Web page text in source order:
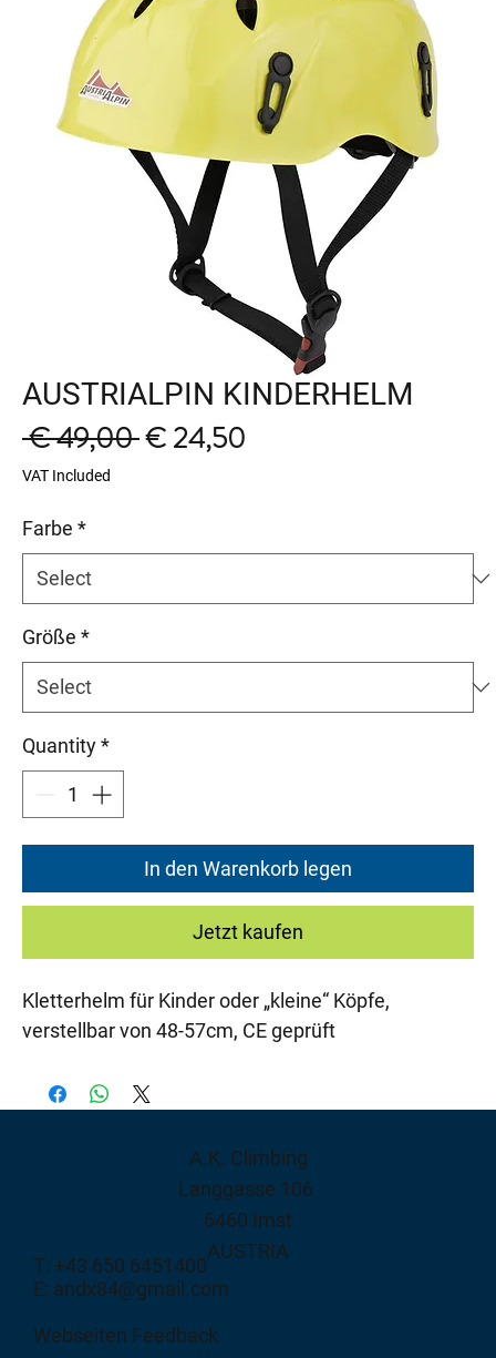
AUSTRIALPIN KINDERHELM
€ 49,00 Regular
€ 24,50
VAT Included
Farbe *
Größe *
Quantity*
In den Warenkorb legen
Jetzt kaufen
Kletterhelm für Kinder oder „kleine“ Köpfe,
verstellbar von 48-57cm, CE geprüft
A.K. Climbing
Langgasse 106
6460 Imst
AUSTRIA
T: +43 650 6451400
E: andx84@gmail.com
Webseiten Feedback